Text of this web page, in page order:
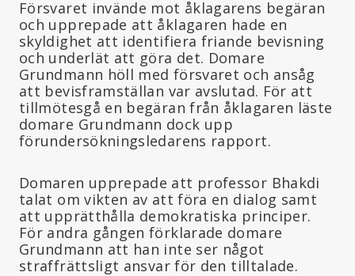
Försvaret invände mot åklagarens begäran
och upprepade att åklagaren hade en
skyldighet att identifiera friande bevisning
och underlät att göra det. Domare
Grundmann höll med försvaret och ansåg
att bevisframställan var avslutad. För att
tillmötesgå en begäran från åklagaren läste
domare Grundmann dock upp
förundersökningsledarens rapport.
Domaren upprepade att professor Bhakdi
talat om vikten av att föra en dialog samt
att upprätthålla demokratiska principer.
För andra gången förklarade domare
Grundmann att han inte ser något
straffrättsligt ansvar för den tilltalade.